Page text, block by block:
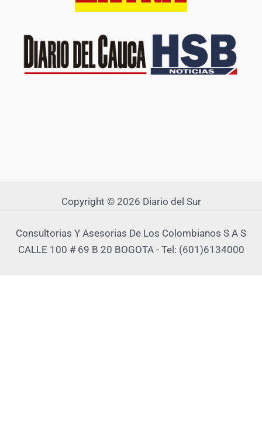
Copyright © 2026 Diario del Sur
Consultorias Y Asesorias De Los Colombianos S A S
CALLE 100 # 69 B 20 BOGOTA - Tel: (601)6134000